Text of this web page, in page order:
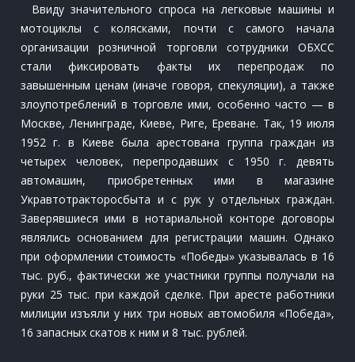
Ввиду значительного спроса на легковые машины и
мотоциклы с колясками, почти с самого начала
организации розничной торговли сотрудники ОБХСС
стали фиксировать факты их перепродаж по
завышенным ценам (иначе говоря, спекуляции), а также
злоупотреблений в торговле ими, особенно часто — в
Москве, Ленинграде, Киеве, Риге, Ереване. Так, 19 июля
1952 г. в Киеве была арестована группа граждан из
четырех человек, перепродавших с 1950 г. девять
автомашин, приобретенных ими в магазине
Укравтотракторосбыта и с рук у отдельных граждан.
Заверявшиеся ими в нотариальной конторе договоры
являлись основанием для регистрации машин. Однако
при оформлении стоимость «Победы» указывалась в 16
тыс. руб., фактически же участники группы получали на
руки 25 тыс. при каждой сделке. При аресте работники
милиции изъяли у них три новых автомобиля «Победа»,
16 запасных скатов к ним и 8 тыс. рублей.